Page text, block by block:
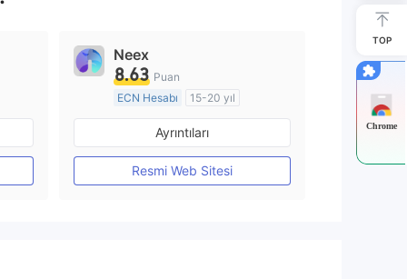
Düzenleyici Ülke/Bölge: Avustralya
Neex
8.63 Puan
ECN Hesabı
15-20 yıl
Düzenleyici Ülke/Bölge: Avustralya
Pazar Yapıcılık (MM)
MT4 Tam Lisans
Ayrıntıları
Resmi Web Sitesi
TOP
Chrome